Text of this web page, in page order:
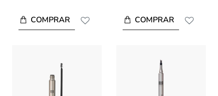
COMPRAR COMPRAR